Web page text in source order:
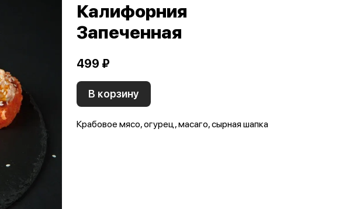
Калифорния
Запеченная
499 ₽
В корзину
Крабовое мясо, огурец, масаго, сырная шапка